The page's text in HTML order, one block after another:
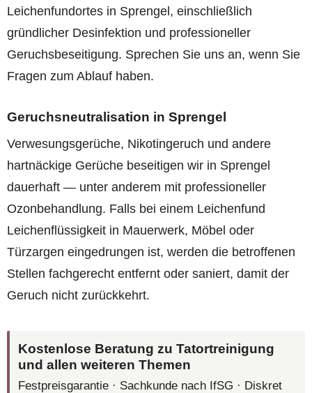
Leichenfundortes in Sprengel, einschließlich
gründlicher Desinfektion und professioneller
Geruchsbeseitigung. Sprechen Sie uns an, wenn Sie
Fragen zum Ablauf haben.
Geruchsneutralisation in Sprengel
Verwesungsgerüche, Nikotingeruch und andere
hartnäckige Gerüche beseitigen wir in Sprengel
dauerhaft — unter anderem mit professioneller
Ozonbehandlung. Falls bei einem Leichenfund
Leichenflüssigkeit in Mauerwerk, Möbel oder
Türzargen eingedrungen ist, werden die betroffenen
Stellen fachgerecht entfernt oder saniert, damit der
Geruch nicht zurückkehrt.
Kostenlose Beratung zu Tatortreinigung
und allen weiteren Themen
Festpreisgarantie · Sachkunde nach IfSG · Diskret